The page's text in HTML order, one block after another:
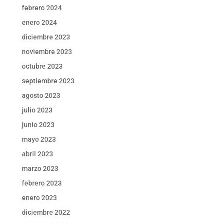
febrero 2024
enero 2024
diciembre 2023
noviembre 2023
octubre 2023
septiembre 2023
agosto 2023
julio 2023
junio 2023
mayo 2023
abril 2023
marzo 2023
febrero 2023
enero 2023
diciembre 2022